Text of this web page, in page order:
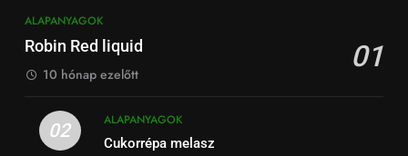
ALAPANYAGOK
Robin Red liquid 01
10 hónap ezelőtt
02
ALAPANYAGOK
Cukorrépa melasz